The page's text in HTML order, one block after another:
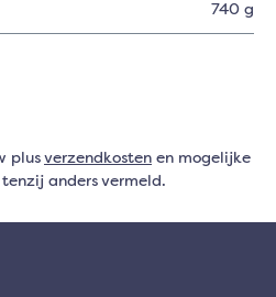
740 g
plus verzendkosten en mogelijke
anders vermeld.